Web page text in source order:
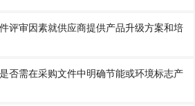
评审因素就供应商提供产品升级方案和培
否需在采购文件中明确节能或环境标志产